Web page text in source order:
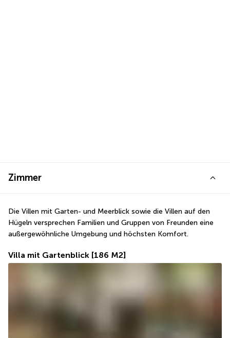
Zimmer
Die Villen mit Garten- und Meerblick sowie die Villen auf den
Hügeln versprechen Familien und Gruppen von Freunden eine
außergewöhnliche Umgebung und höchsten Komfort.
Villa mit Gartenblick [186 M2]